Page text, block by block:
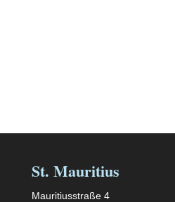
St. Mauritius
Mauritiusstraße 4